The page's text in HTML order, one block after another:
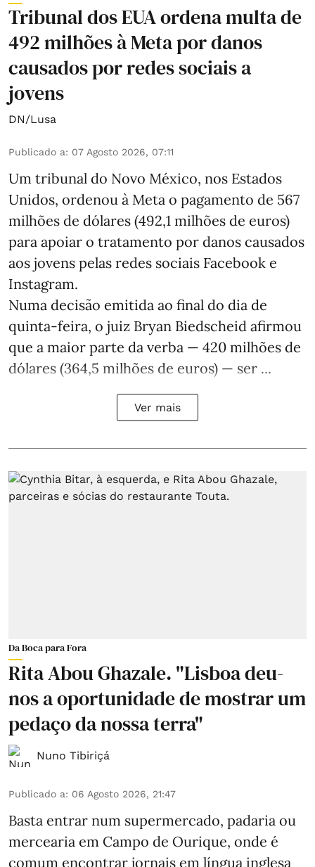
Tribunal dos EUA ordena multa de
492 milhões à Meta por danos
causados por redes sociais a
jovens
DN/Lusa
Publicado a: 07 Agosto 2026, 07:11
Um tribunal do Novo México, nos Estados
Unidos, ordenou à Meta o pagamento de 567
milhões de dólares (492,1 milhões de euros)
para apoiar o tratamento por danos causados
aos jovens pelas redes sociais Facebook e
Instagram.
Numa decisão emitida ao final do dia de
quinta-feira, o juiz Bryan Biedscheid afirmou
que a maior parte da verba — 420 milhões de
dólares (364,5 milhões de euros) — ser ...
Ver mais
Da Boca para Fora
Rita Abou Ghazale. "Lisboa deu-
nos a oportunidade de mostrar um
pedaço da nossa terra"
Nuno Tibiriçá
Publicado a: 06 Agosto 2026, 21:47
Basta entrar num supermercado, padaria ou
mercearia em Campo de Ourique, onde é
comum encontrar jornais em língua inglesa